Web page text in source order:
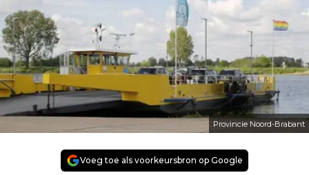
Provincie Noord-Brabant
Voeg toe als voorkeursbron op Google